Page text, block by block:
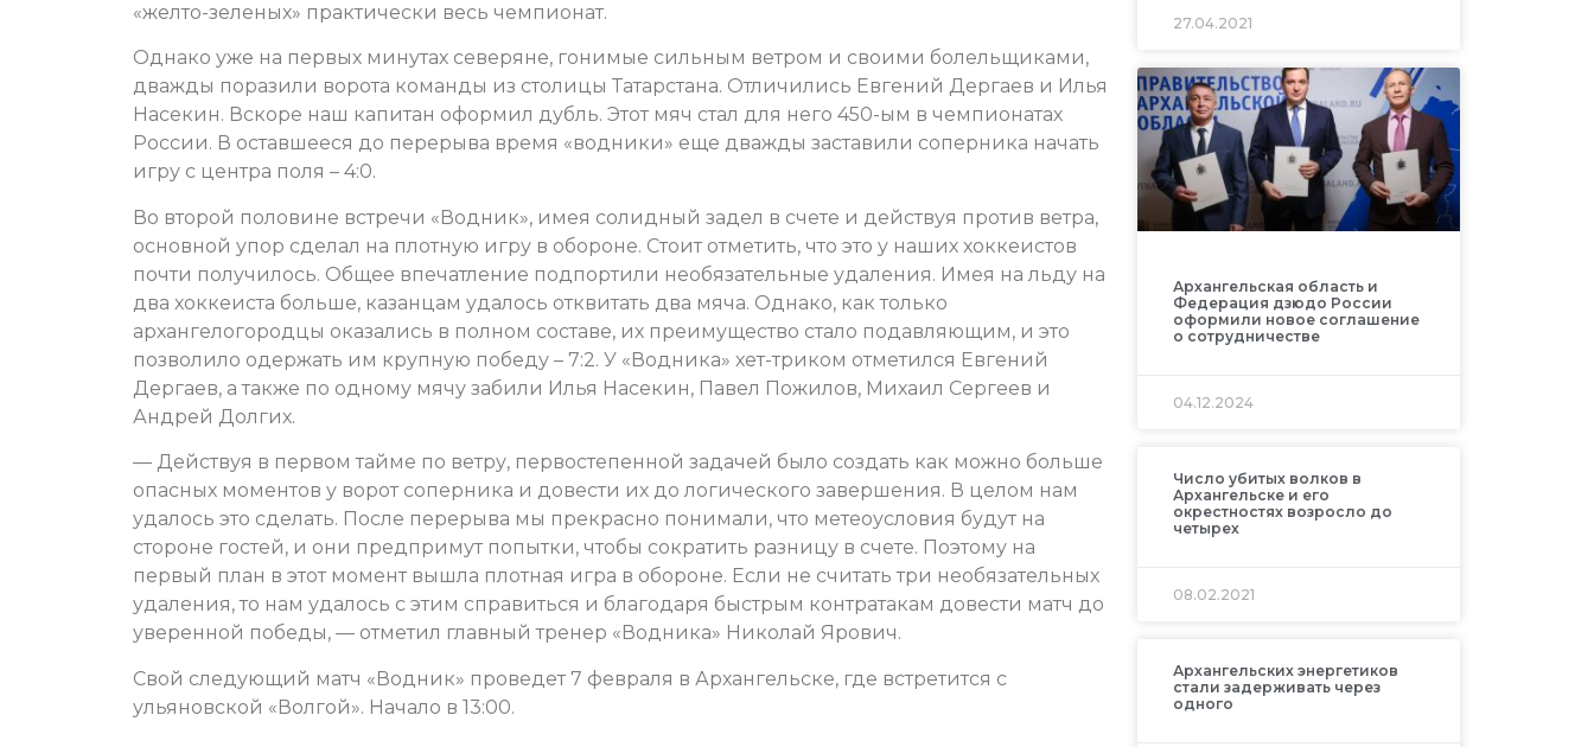
«желто-зеленых» практически весь чемпионат.
Однако уже на первых минутах северяне, гонимые сильным ветром и своими болельщиками,
дважды поразили ворота команды из столицы Татарстана. Отличились Евгений Дергаев и Илья
Насекин. Вскоре наш капитан оформил дубль. Этот мяч стал для него 450-ым в чемпионатах
России. В оставшееся до перерыва время «водники» еще дважды заставили соперника начать
игру с центра поля – 4:0.
Во второй половине встречи «Водник», имея солидный задел в счете и действуя против ветра,
основной упор сделал на плотную игру в обороне. Стоит отметить, что это у наших хоккеистов
почти получилось. Общее впечатление подпортили необязательные удаления. Имея на льду на
два хоккеиста больше, казанцам удалось отквитать два мяча. Однако, как только
архангелогородцы оказались в полном составе, их преимущество стало подавляющим, и это
позволило одержать им крупную победу – 7:2. У «Водника» хет-триком отметился Евгений
Дергаев, а также по одному мячу забили Илья Насекин, Павел Пожилов, Михаил Сергеев и
Андрей Долгих.
— Действуя в первом тайме по ветру, первостепенной задачей было создать как можно больше
опасных моментов у ворот соперника и довести их до логического завершения. В целом нам
удалось это сделать. После перерыва мы прекрасно понимали, что метеоусловия будут на
стороне гостей, и они предпримут попытки, чтобы сократить разницу в счете. Поэтому на
первый план в этот момент вышла плотная игра в обороне. Если не считать три необязательных
удаления, то нам удалось с этим справиться и благодаря быстрым контратакам довести матч до
уверенной победы, — отметил главный тренер «Водника» Николай Ярович.
Свой следующий матч «Водник» проведет 7 февраля в Архангельске, где встретится с
ульяновской «Волгой». Начало в 13:00.
27.04.2021
Архангельская область и
Федерация дзюдо России
оформили новое соглашение
о сотрудничестве
04.12.2024
Число убитых волков в
Архангельске и его
окрестностях возросло до
четырех
08.02.2021
Архангельских энергетиков
стали задерживать через
одного